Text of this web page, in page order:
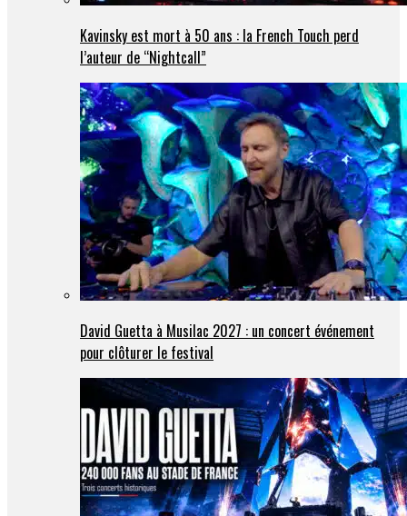
Kavinsky est mort à 50 ans : la French Touch perd
l’auteur de “Nightcall”
David Guetta à Musilac 2027 : un concert événement
pour clôturer le festival